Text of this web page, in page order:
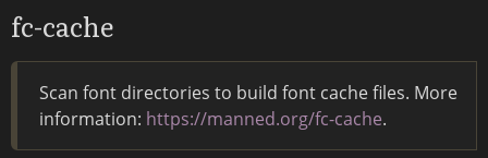
fc-cache
Scan font directories to build font cache files. More
information: https://manned.org/fc-cache.